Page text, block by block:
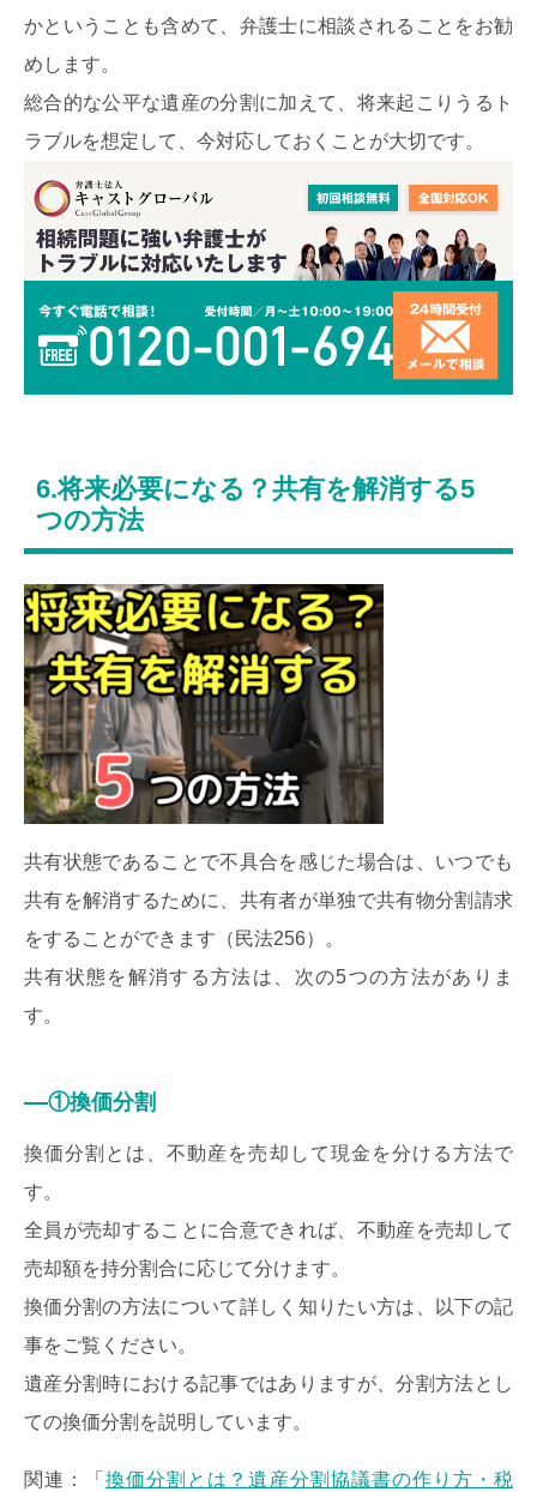
かということも含めて、弁護士に相談されることをお勧
めします。
総合的な公平な遺産の分割に加えて、将来起こりうるト
ラブルを想定して、今対応しておくことが大切です。
6.将来必要になる？共有を解消する5
つの方法
共有状態であることで不具合を感じた場合は、いつでも
共有を解消するために、共有者が単独で共有物分割請求
をすることができます（民法256）。
共有状態を解消する方法は、次の5つの方法がありま
す。
①換価分割
換価分割とは、不動産を売却して現金を分ける方法で
す。
全員が売却することに合意できれば、不動産を売却して
売却額を持分割合に応じて分けます。
換価分割の方法について詳しく知りたい方は、以下の記
事をご覧ください。
遺産分割時における記事ではありますが、分割方法とし
ての換価分割を説明しています。
関連：「換価分割とは？遺産分割協議書の作り方・税